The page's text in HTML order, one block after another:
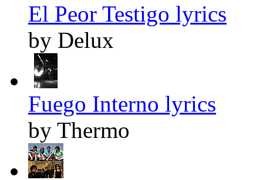
El Peor Testigo lyrics
by Delux
Fuego Interno lyrics
by Thermo